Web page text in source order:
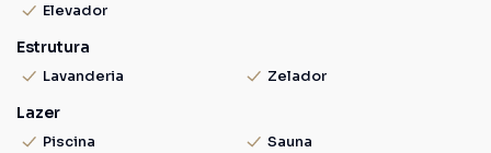
Elevador
Estrutura
Lavanderia Zelador
Lazer
Piscina Sauna